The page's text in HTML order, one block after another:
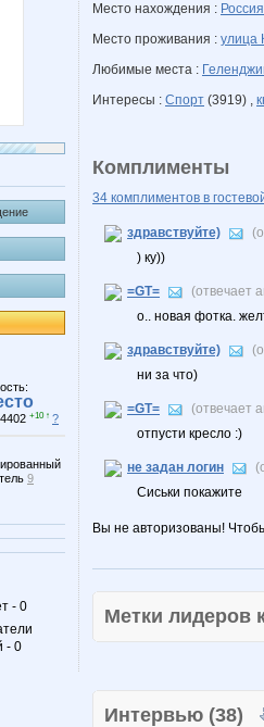
+10 ↑ ?
9
- 0
- 0
Место нахождения : Россия
Место проживания : улица
Любимые места :
Интересы : Спорт (3919) ,
Комплименты
34 комплиментов в
здравствуйте)
) ку))
=GT=
(отвечает
о.. новая фотка.
здравствуйте)
ни за что)
=GT=
(отвечает
отпусти кресло :)
не задан логин
Сиськи покажите
Вы не авторизованы!
Метки
Интервью (38)